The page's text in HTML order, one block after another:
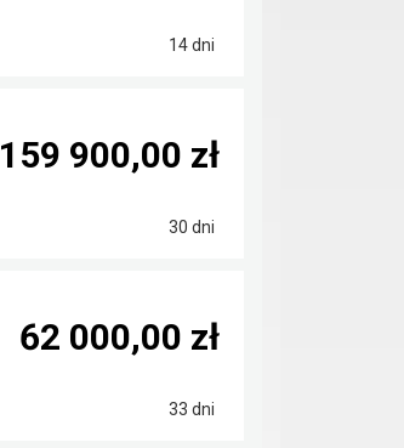
14 dni
30 dni
159 900,00 zł
33 dni
62 000,00 zł